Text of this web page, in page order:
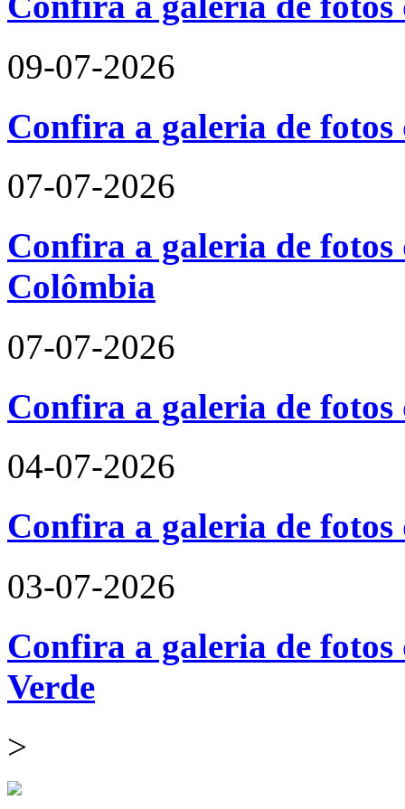
09-07-2026
Confira a galeria de
07-07-2026
Confira a galeria de fotos
Colômbia
07-07-2026
Confira a galeria de
04-07-2026
Confira a galeria de
03-07-2026
Confira a galeria de
Verde
>